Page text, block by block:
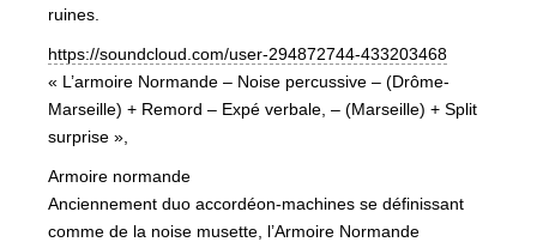
ruines.
https://soundcloud.com/user-294872744-433203468
« L’armoire Normande – Noise percussive – (Drôme-
Marseille) + Remord – Expé verbale, – (Marseille) + Split
surprise »,
Armoire normande
Anciennement duo accordéon-machines se définissant
comme de la noise musette, l’Armoire Normande